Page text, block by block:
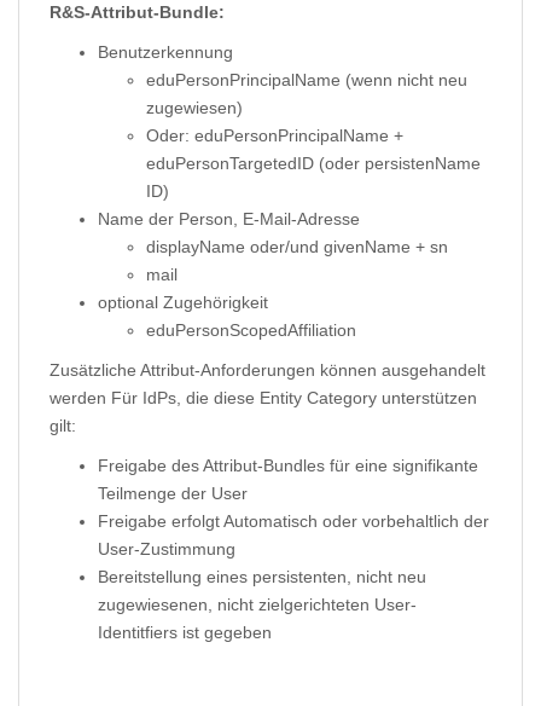
R&S-Attribut-Bundle:
Benutzerkennung
eduPersonPrincipalName (wenn nicht neu
zugewiesen)
Oder: eduPersonPrincipalName +
eduPersonTargetedID (oder persistenName
ID)
Name der Person, E-Mail-Adresse
displayName oder/und givenName + sn
mail
optional Zugehörigkeit
eduPersonScopedAffiliation
Zusätzliche Attribut-Anforderungen können ausgehandelt
werden Für IdPs, die diese Entity Category unterstützen
gilt:
Freigabe des Attribut-Bundles für eine signifikante
Teilmenge der User
Freigabe erfolgt Automatisch oder vorbehaltlich der
User-Zustimmung
Bereitstellung eines persistenten, nicht neu
zugewiesenen, nicht zielgerichteten User-
Identitfiers ist gegeben